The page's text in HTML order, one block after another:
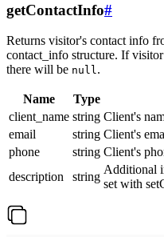
getContactInfo#
Returns visitor's contact info
contact_info structure. If
there will be null.
Name Type
client_name string Client's
email
string Client's
phone
string Client's
description
string
Additional
set with